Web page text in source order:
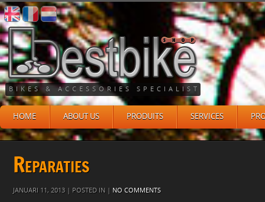
BIKES & ACCESSORIES SPECIALIST
HOME ABOUT US PRODUITS SERVICES
Reparaties
JANUARI 11, 2013 | POSTED IN | NO COMMENTS